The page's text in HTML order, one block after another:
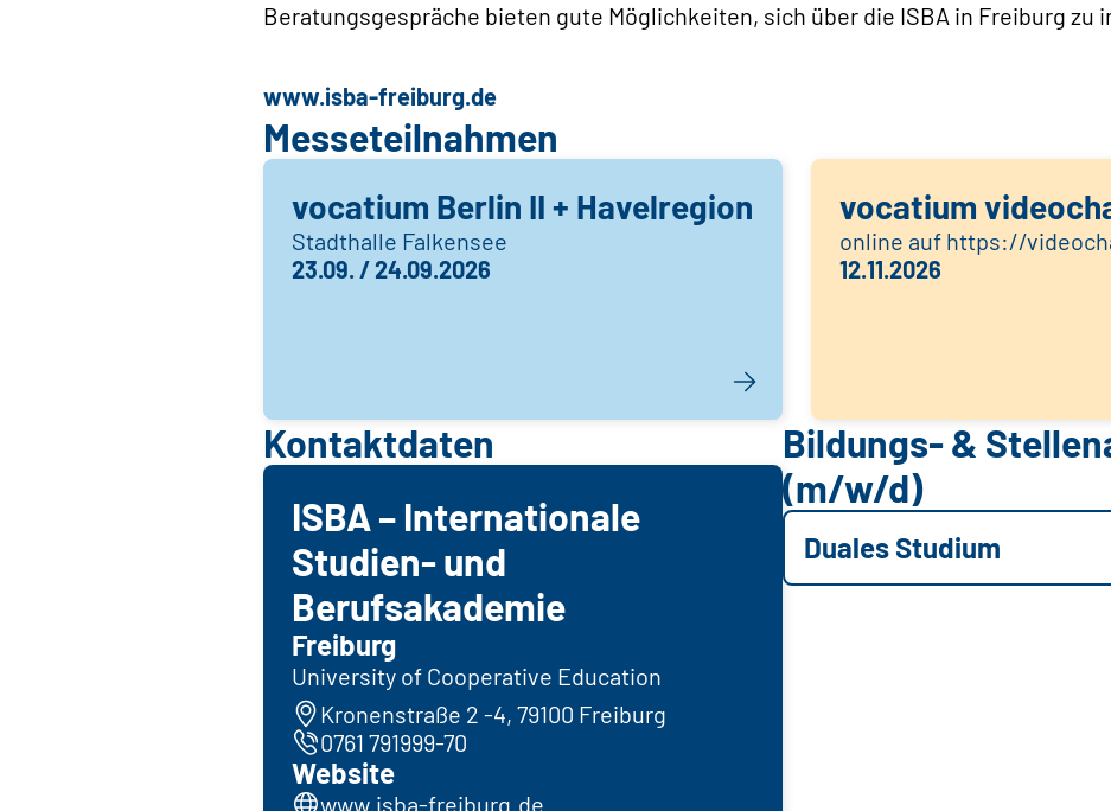
Beratungsgespräche bieten gute Möglichkeiten, sich über die ISBA in Freiburg zu
www.isba-freiburg.de
Messeteilnahmen
vocatium Berlin II + Havelregion
Stadthalle Falkensee
23.09. / 24.09.2026
vocatium
online auf https://
12.11.2026
Kontaktdaten
ISBA – Internationale
Studien- und
Berufsakademie
Freiburg
University of Cooperative Education
Kronenstraße 2 -4, 79100 Freiburg
0761 791999-70
Website
www.isba-freiburg.de
Bildungs- &
(m/w/d)
Duales Studium